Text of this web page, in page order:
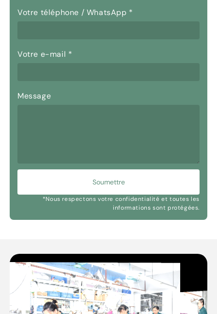
Votre téléphone / WhatsApp *
Votre e-mail *
Message
Soumettre
*Nous respectons votre confidentialité et toutes les
informations sont protégées.